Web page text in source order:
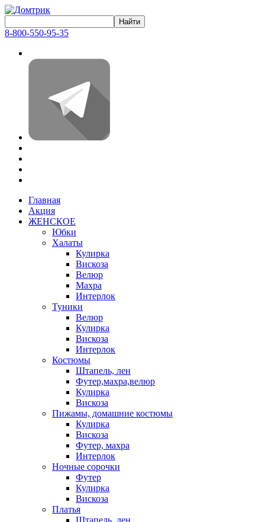
8-800-550-95-35
Главная
Акция
ЖЕНСКОЕ
Юбки
Халаты
Кулирка
Вискоза
Велюр
Махра
Интерлок
Туники
Велюр
Кулирка
Вискоза
Интерлок
Костюмы
Штапель, лен
Футер,махра,велюр
Кулирка
Вискоза
Пижамы, домашние костюмы
Кулирка
Вискоза
Футер, махра
Интерлок
Ночные сорочки
Футер
Кулирка
Вискоза
Платья
Штапель, лен